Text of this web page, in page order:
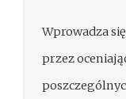
Wprowadza
przez